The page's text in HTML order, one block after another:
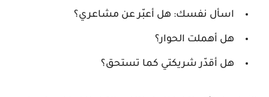
اسأل نفسك: هل أعبّر عن مشاعري؟
هل أهملت الحوار؟
هل أقدّر شريكتي كما تستحق؟